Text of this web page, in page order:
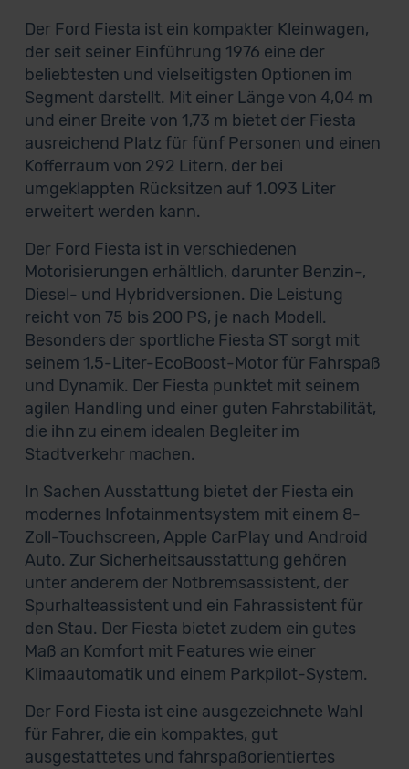
Der Ford Fiesta ist ein kompakter Kleinwagen,
der seit seiner Einführung 1976 eine der
beliebtesten und vielseitigsten Optionen im
Segment darstellt. Mit einer Länge von 4,04 m
und einer Breite von 1,73 m bietet der Fiesta
ausreichend Platz für fünf Personen und einen
Kofferraum von 292 Litern, der bei
umgeklappten Rücksitzen auf 1.093 Liter
erweitert werden kann.
Der Ford Fiesta ist in verschiedenen
Motorisierungen erhältlich, darunter Benzin-,
Diesel- und Hybridversionen. Die Leistung
reicht von 75 bis 200 PS, je nach Modell.
Besonders der sportliche Fiesta ST sorgt mit
seinem 1,5-Liter-EcoBoost-Motor für Fahrspaß
und Dynamik. Der Fiesta punktet mit seinem
agilen Handling und einer guten Fahrstabilität,
die ihn zu einem idealen Begleiter im
Stadtverkehr machen.
In Sachen Ausstattung bietet der Fiesta ein
modernes Infotainmentsystem mit einem 8-
Zoll-Touchscreen, Apple CarPlay und Android
Auto. Zur Sicherheitsausstattung gehören
unter anderem der Notbremsassistent, der
Spurhalteassistent und ein Fahrassistent für
den Stau. Der Fiesta bietet zudem ein gutes
Maß an Komfort mit Features wie einer
Klimaautomatik und einem Parkpilot-System.
Der Ford Fiesta ist eine ausgezeichnete Wahl
für Fahrer, die ein kompaktes, gut
ausgestattetes und fahrspaßorientiertes